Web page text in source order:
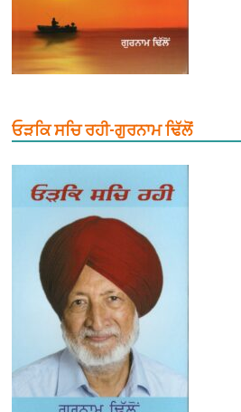
ਓੜਕਿ ਸਚਿ ਰਹੀ-ਗੁਰਨਾਮ ਢਿੱਲੋਂ